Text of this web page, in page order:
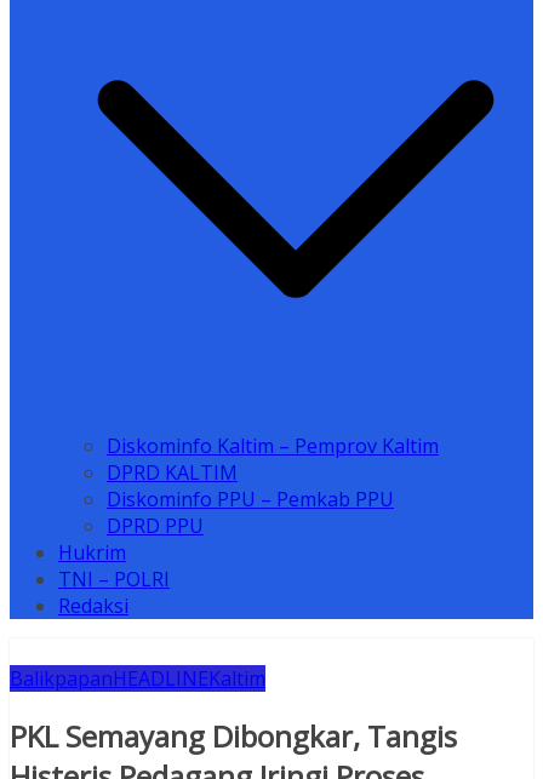
Diskominfo Kaltim – Pemprov Kaltim
DPRD KALTIM
Diskominfo PPU – Pemkab PPU
DPRD PPU
Hukrim
TNI – POLRI
Redaksi
BalikpapanHEADLINEKaltim
PKL Semayang Dibongkar, Tangis